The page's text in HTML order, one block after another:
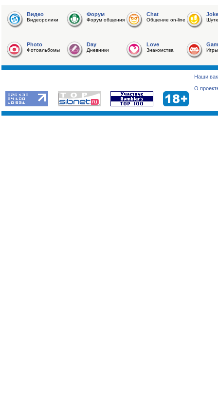
Видео
Видеоролики
Форум
Форум общения
Chat
Общение on-line
Joke
Photo
Фотоальбомы
Day
Дневники
Love
Знакомства Игры
Наши
О